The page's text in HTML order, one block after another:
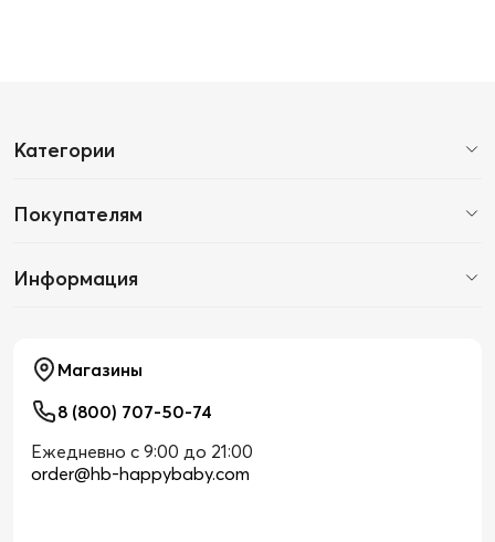
Категории
Покупателям
Информация
Магазины
8 (800) 707-50-74
Ежедневно с 9:00 до 21:00
order@hb-happybaby.com